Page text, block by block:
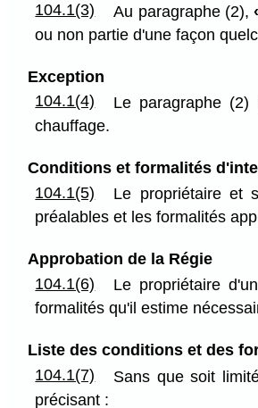
104.1(3)
Au paragraphe (2),
ou non partie d'une façon
Exception
104.1(4)
Le paragraphe
chauffage.
Conditions et formalités
104.1(5)
Le propriétaire et
préalables et les formalités
Approbation de la Régie
104.1(6)
Le propriétaire
formalités qu'il estime
Liste des conditions et des
104.1(7)
Sans que soit
précisant :